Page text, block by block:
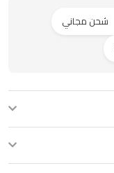
شحن مجاني